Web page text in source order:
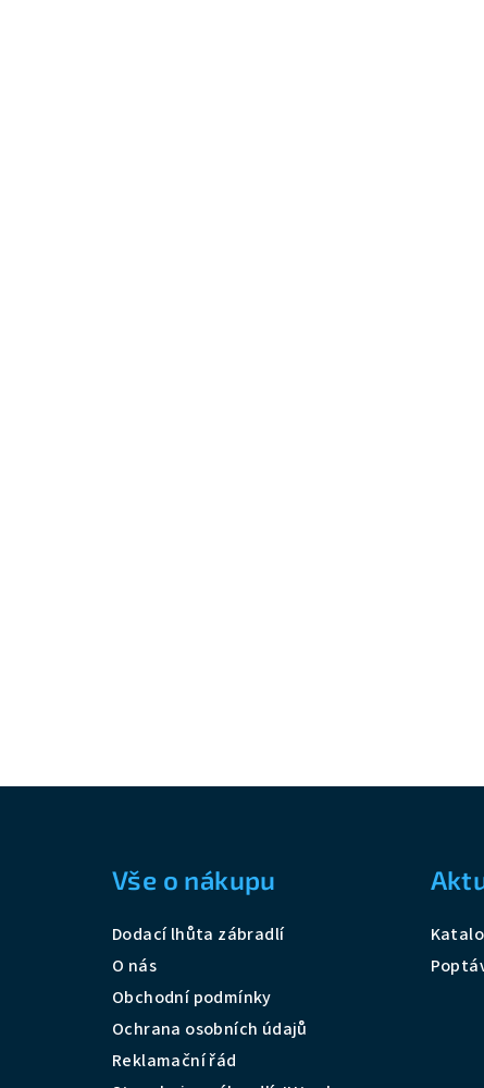
Vše o nákupu
Dodací lhůta zábradlí
O nás
Obchodní podmínky
Ochrana osobních údajů
Reklamační řád